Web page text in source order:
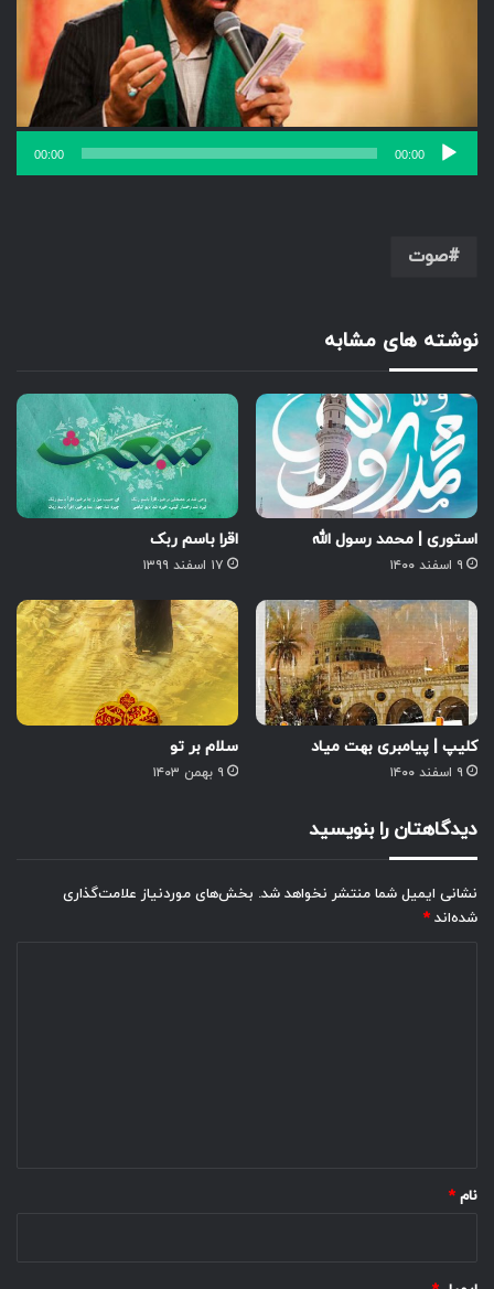
00:00
00:00
صوت
نوشته های مشابه
استوری | محمد رسول الله
۹ اسفند ۱۴۰۰
اقرا باسم ربک
۱۷ اسفند ۱۳۹۹
کلیپ | پیامبری بهت میاد
۹ اسفند ۱۴۰۰
سلام بر تو
۹ بهمن ۱۴۰۳
دیدگاهتان را بنویسید
نشانی ایمیل شما منتشر نخواهد شد. بخش‌های موردنیاز علامت‌گذاری
شده‌اند *
نام *